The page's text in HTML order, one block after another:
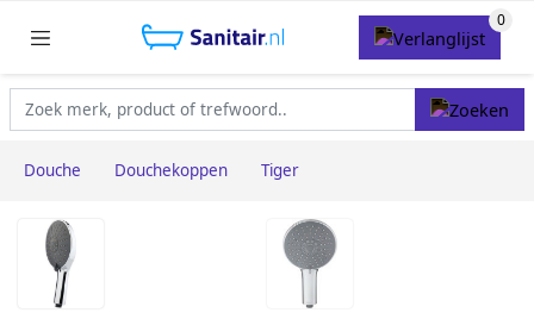
Douche Douchekoppen Tiger